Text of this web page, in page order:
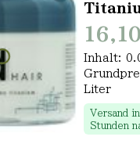
Inhalt:
Liter
Versand
Stunden